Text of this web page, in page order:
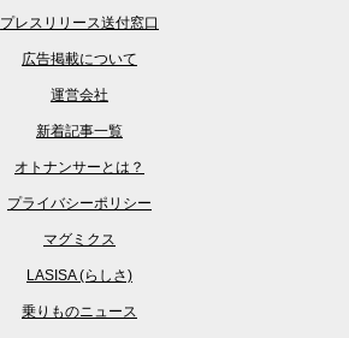
プレスリリース送付窓口
広告掲載について
運営会社
新着記事一覧
オトナンサーとは？
プライバシーポリシー
マグミクス
LASISA (らしさ)
乗りものニュース